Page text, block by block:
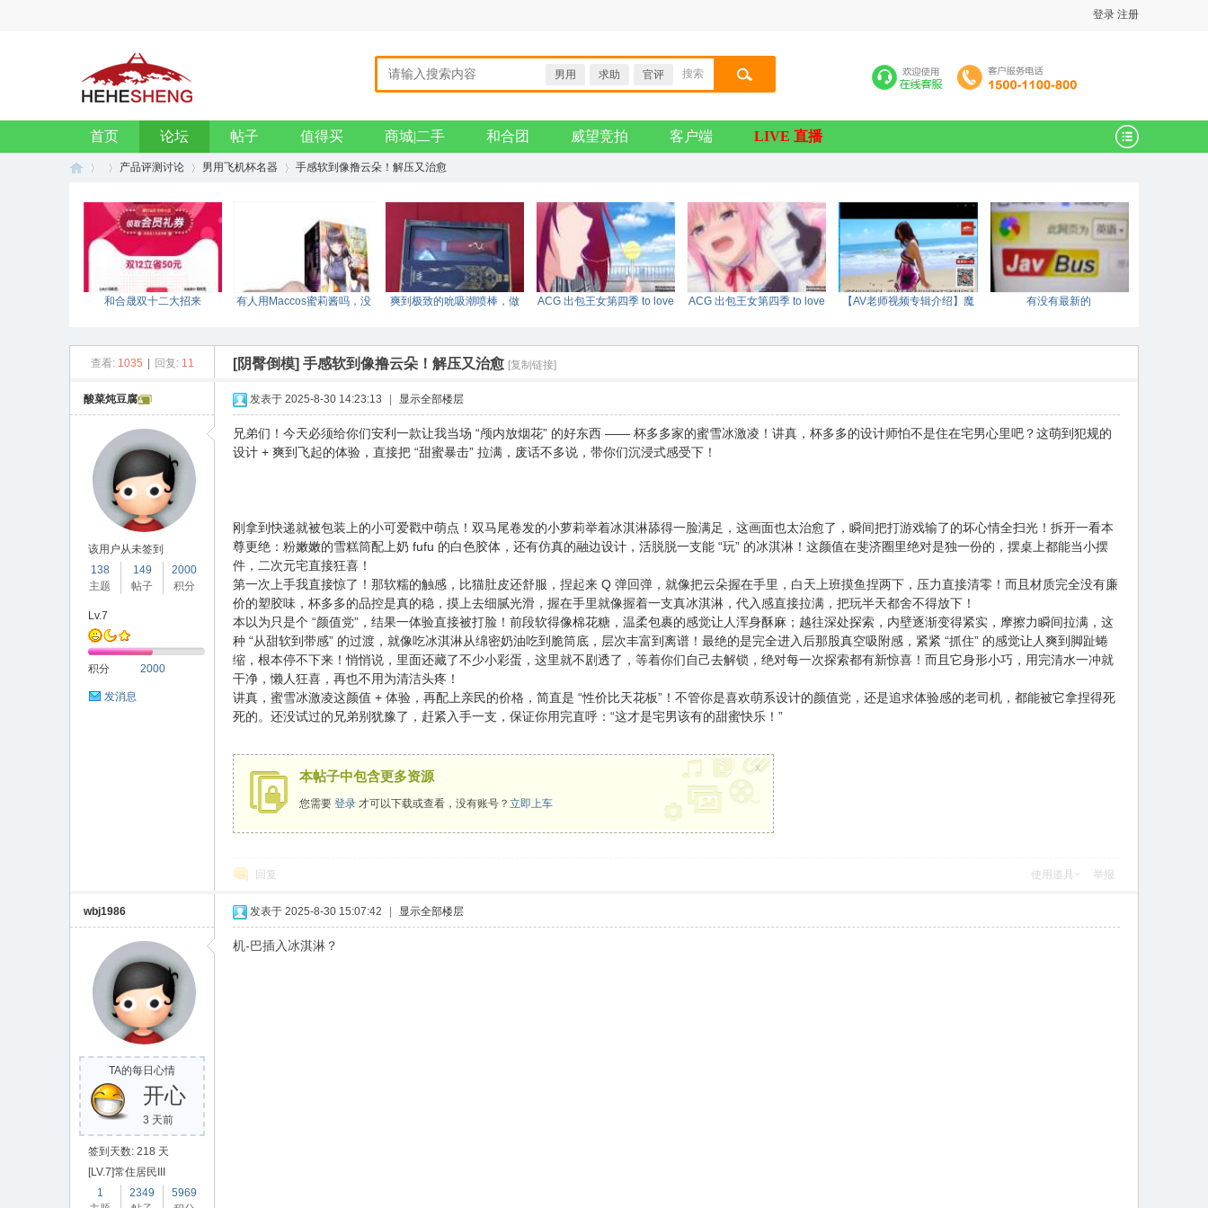
登录 注册
男用 求助 官评
搜索
搜索
首页 论坛 帖子 值得买 商城|二手 和合团 威望竞拍 客户端 LIVE 直播
» ›
产品评测讨论 男用飞机杯名器 手感软到像撸云朵！解压又治愈
和合晟双十二大招来
有人用Maccos蜜莉酱吗，没
爽到极致的吮吸潮喷棒，做
ACG 出包王女第四季 to love
ACG 出包王女第四季 to love
【AV老师视频专辑介绍】魔
有没有最新的
查看: 1035 回复: 11 [阴臀倒模] 手感软到像撸云朵！解压又治愈 [复制链接]
酸菜炖豆腐
该用户从未签到
138
主题
149
帖子
2000
积分
Lv.7
积分 2000
发消息
发表于 2025-8-30 14:23:13 显示全部楼层
兄弟们！今天必须给你们安利一款让我当场 “颅内放烟花” 的好东西 —— 杯多多家的蜜雪冰激凌！讲真，杯多多的设计师怕不是住在宅男心里吧？这萌到犯规的
设计 + 爽到飞起的体验，直接把 “甜蜜暴击” 拉满，废话不多说，带你们沉浸式感受下！
刚拿到快递就被包装上的小可爱戳中萌点！双马尾卷发的小萝莉举着冰淇淋舔得一脸满足，这画面也太治愈了，瞬间把打游戏输了的坏心情全扫光！拆开一看本
尊更绝：粉嫩嫩的雪糕筒配上奶 fufu 的白色胶体，还有仿真的融边设计，活脱脱一支能 “玩” 的冰淇淋！这颜值在斐济圈里绝对是独一份的，摆桌上都能当小摆
件，二次元宅直接狂喜！
第一次上手我直接惊了！那软糯的触感，比猫肚皮还舒服，捏起来 Q 弹回弹，就像把云朵握在手里，白天上班摸鱼捏两下，压力直接清零！而且材质完全没有廉
价的塑胶味，杯多多的品控是真的稳，摸上去细腻光滑，握在手里就像握着一支真冰淇淋，代入感直接拉满，把玩半天都舍不得放下！
本以为只是个 “颜值党”，结果一体验直接被打脸！前段软得像棉花糖，温柔包裹的感觉让人浑身酥麻；越往深处探索，内壁逐渐变得紧实，摩擦力瞬间拉满，这
种 “从甜软到带感” 的过渡，就像吃冰淇淋从绵密奶油吃到脆筒底，层次丰富到离谱！最绝的是完全进入后那股真空吸附感，紧紧 “抓住” 的感觉让人爽到脚趾蜷
缩，根本停不下来！悄悄说，里面还藏了不少小彩蛋，这里就不剧透了，等着你们自己去解锁，绝对每一次探索都有新惊喜！而且它身形小巧，用完清水一冲就
干净，懒人狂喜，再也不用为清洁头疼！
讲真，蜜雪冰激凌这颜值 + 体验，再配上亲民的价格，简直是 “性价比天花板”！不管你是喜欢萌系设计的颜值党，还是追求体验感的老司机，都能被它拿捏得死
死的。还没试过的兄弟别犹豫了，赶紧入手一支，保证你用完直呼：“这才是宅男该有的甜蜜快乐！”
本帖子中包含更多资源
您需要 登录 才可以下载或查看，没有账号？ 立即上车
x
回复 使用道具 举报
wbj1986
TA的每日心情
开心
3 天前
签到天数: 218 天
[LV.7]常住居民III
1
2349
5969
发表于 2025-8-30 15:07:42 显示全部楼层
机-巴插入冰淇淋？